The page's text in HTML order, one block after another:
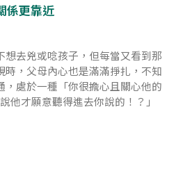
係更靠近
想去兇或唸孩子，但每當又看到那
時，父母內心也是滿滿掙扎，不知
，處於一種「你很擔心且關心他的
他才願意聽得進去你說的！？」